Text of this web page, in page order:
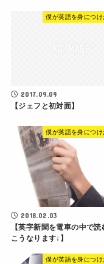
僕が英語を身につけ
2017.09.09
【ジェフと初対面】
僕が英語を身につけ
2018.02.03
【英字新聞を電車の中で読
こうなります↓】
僕が英語を身につけ